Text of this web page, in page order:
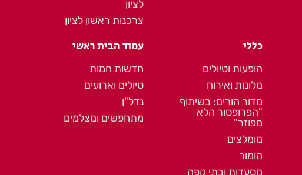
לציון
צרכנות ראשון לציון
כללי
הופעות וטיולים
מלונות ואירוח
מדור הורים: בשיתוף
"הפרופסור הלא
מפוזר"
מומלצים
הומור
מסעדות ובתי קפה
עמוד הבית ראשי
חדשות חמות
טיולים וארועים
נדל"ן
מתחפשים ומצלמים